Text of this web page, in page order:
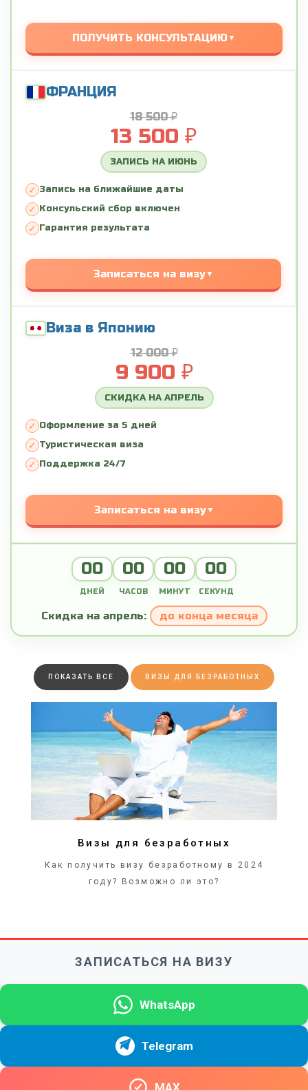
ПОЛУЧИТЬ КОНСУЛЬТАЦИЮ
ФРАНЦИЯ
18 500 ₽
13 500 ₽
ЗАПИСЬ НА ИЮНЬ
Запись на ближайшие даты
Консульский сбор включен
Гарантия результата
Записаться на визу
Виза в Японию
12 000 ₽
9 900 ₽
СКИДКА НА АПРЕЛЬ
Оформление за 5 дней
Туристическая виза
Поддержка 24/7
Записаться на визу
00
ДНЕЙ
00
ЧАСОВ
00
МИНУТ
00
СЕКУНД
Скидка на апрель: до конца месяца
ПОКАЗАТЬ ВСЕ ВИЗЫ ДЛЯ БЕЗРАБОТНЫХ
ПОДРОБНЕЕ
Визы для безработных
Как получить визу безработному в 2024
году? Возможно ли это?
ЗАПИСАТЬСЯ НА ВИЗУ
WhatsApp
Telegram